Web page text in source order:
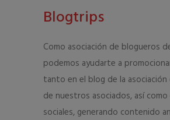
Blogtrips
Como asociación de blogueros
podemos ayudarte a
tanto en el blog de la asociación
de nuestros asociados, así
sociales, generando contenido